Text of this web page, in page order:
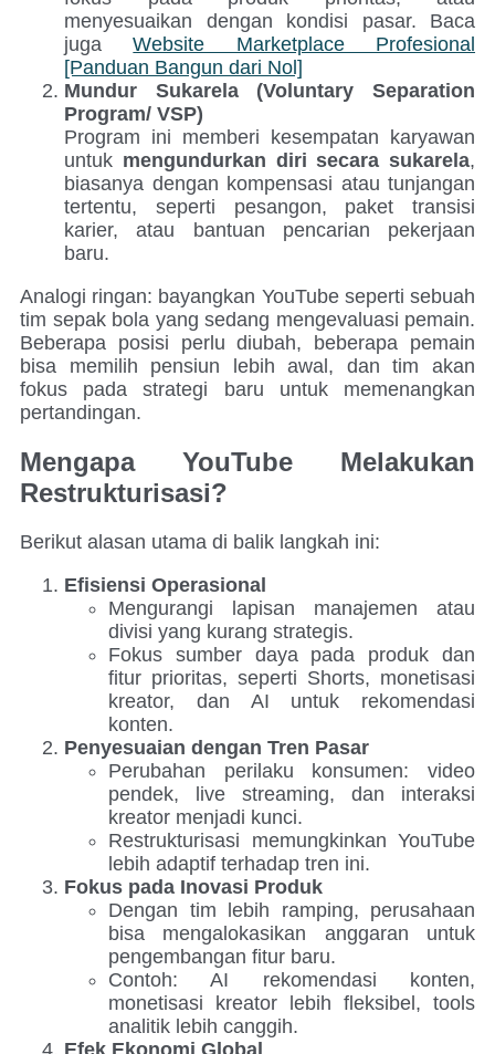
menyesuaikan dengan kondisi pasar. Baca
jugaWebsite Marketplace Profesional
[Panduan Bangun dari Nol]
Mundur Sukarela (Voluntary Separation
Program/ VSP)
Program ini memberi kesempatan karyawan
untuk mengundurkan diri secara sukarela,
biasanya dengan kompensasi atau tunjangan
tertentu, seperti pesangon, paket transisi
karier, atau bantuan pencarian pekerjaan
baru.
Analogi ringan: bayangkan YouTube seperti sebuah
tim sepak bola yang sedang mengevaluasi pemain.
Beberapa posisi perlu diubah, beberapa pemain
bisa memilih pensiun lebih awal, dan tim akan
fokus pada strategi baru untuk memenangkan
pertandingan.
Mengapa YouTube Melakukan
Restrukturisasi?
Berikut alasan utama di balik langkah ini:
Efisiensi Operasional
Mengurangi lapisan manajemen atau
divisi yang kurang strategis.
Fokus sumber daya pada produk dan
fitur prioritas, seperti Shorts, monetisasi
kreator, dan AI untuk rekomendasi
konten.
Penyesuaian dengan Tren Pasar
Perubahan perilaku konsumen: video
pendek, live streaming, dan interaksi
kreator menjadi kunci.
Restrukturisasi memungkinkan YouTube
lebih adaptif terhadap tren ini.
Fokus pada Inovasi Produk
Dengan tim lebih ramping, perusahaan
bisa mengalokasikan anggaran untuk
pengembangan fitur baru.
Contoh: AI rekomendasi konten,
monetisasi kreator lebih fleksibel, tools
analitik lebih canggih.